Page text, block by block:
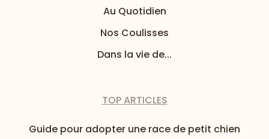
Au Quotidien
Nos Coulisses
Dans la vie de...
TOP ARTICLES
Guide pour adopter une race de petit chien